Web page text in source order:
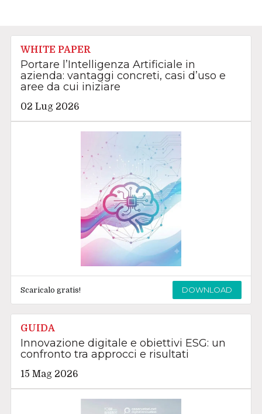
WHITE PAPER
Portare l’Intelligenza Artificiale in
azienda: vantaggi concreti, casi d’uso e
aree da cui iniziare
02 Lug 2026
Scaricalo gratis! DOWNLOAD
GUIDA
Innovazione digitale e obiettivi ESG: un
confronto tra approcci e risultati
15 Mag 2026